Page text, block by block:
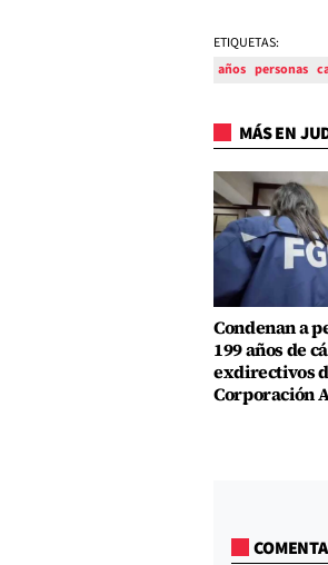
ETIQUETAS:
años personas
MÁS EN
Condenan a
199 años de
exdirectivos
Corporación